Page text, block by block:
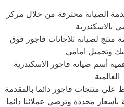
الصيانة محترفة من خلال مركز
لصيانة ثلاجاتات فاجور فوق
أسم صيانه فاجور الاسكندرية
العالمية
محددة وترضي عملائنا دائما